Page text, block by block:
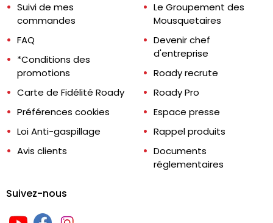
Suivi de mes
commandes
FAQ
*Conditions des
promotions
Carte de Fidélité Roady
Préférences cookies
Loi Anti-gaspillage
Avis clients
Le Groupement des
Mousquetaires
Devenir chef
d'entreprise
Roady recrute
Roady Pro
Espace presse
Rappel produits
Documents
réglementaires
Suivez-nous